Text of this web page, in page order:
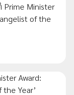
Prime Minister
of the